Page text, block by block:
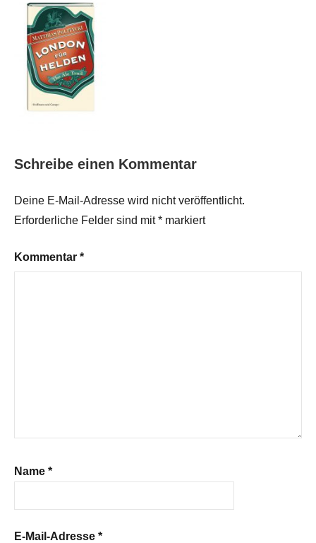
Schreibe einen Kommentar
Deine E-Mail-Adresse wird nicht veröffentlicht.
Erforderliche Felder sind mit* markiert
Kommentar *
Name *
E-Mail-Adresse *